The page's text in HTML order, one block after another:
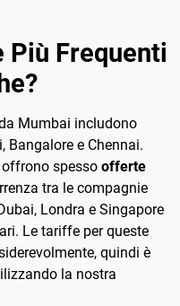
Più Frequenti
Mumbai includono
Bangalore e Chennai.
spesso offerte
tra le compagnie
Londra e Singapore
Le tariffe per queste
quindi è
la nostra